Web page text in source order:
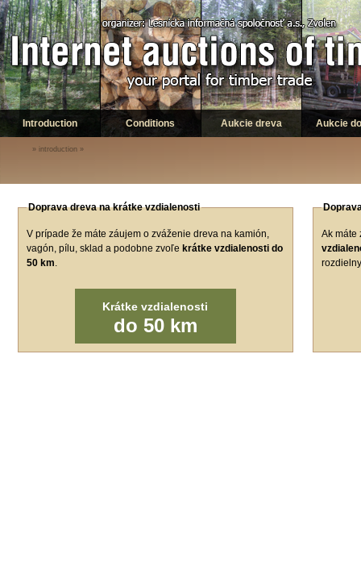
Introduction Conditions Aukcie dreva Aukcie
» introduction »
Doprava dreva na krátke vzdialenosti
V prípade že máte záujem o zváženie dreva na kamión,
vagón, pílu, sklad a podobne zvoľe krátke vzdialenosti do
50 km.
Krátke vzdialenosti
do 50 km
Ak máte